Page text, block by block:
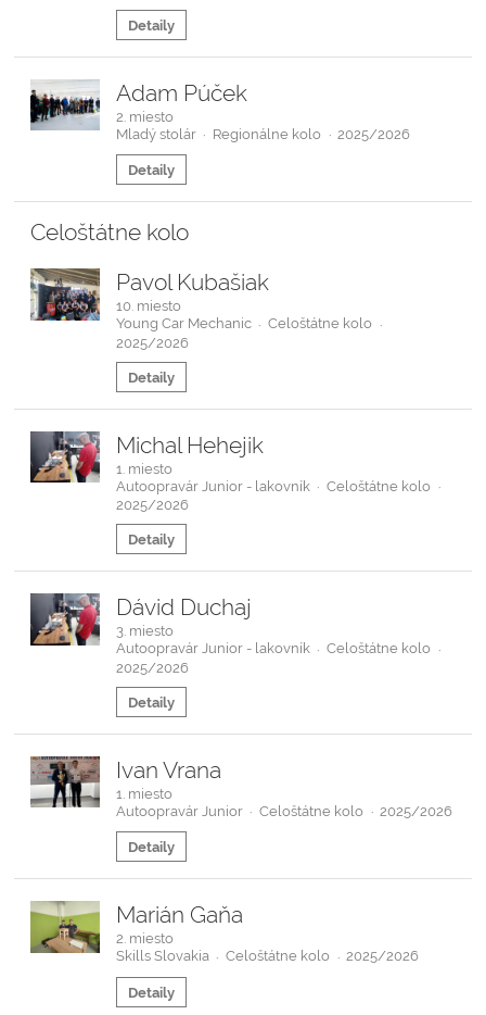
Detaily
Adam Púček
2. miesto
Mladý stolár · Regionálne kolo · 2025/2026
Detaily
Celoštátne kolo
Pavol Kubašiak
10. miesto
Young Car Mechanic · Celoštátne kolo ·
2025/2026
Detaily
Michal Hehejik
1. miesto
Autoopravár Junior - lakovník · Celoštátne kolo ·
2025/2026
Detaily
Dávid Duchaj
3. miesto
Autoopravár Junior - lakovník · Celoštátne kolo ·
2025/2026
Detaily
Ivan Vrana
1. miesto
Autoopravár Junior · Celoštátne kolo · 2025/2026
Detaily
Marián Gaňa
2. miesto
Skills Slovakia · Celoštátne kolo · 2025/2026
Detaily